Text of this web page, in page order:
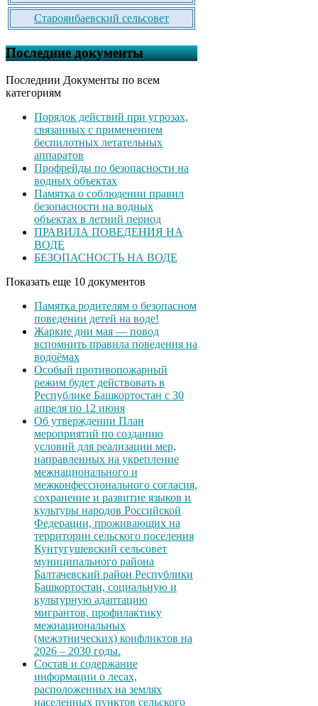
Староянбаевский сельсовет
Последние документы
Последнии Документы по всем
категориям
Порядок действий при угрозах,
связанных с применением
беспилотных летательных
аппаратов
Профрейды по безопасности на
водных объектах
Памятка о соблюдении правил
безопасности на водных
объектах в летний период
ПРАВИЛА ПОВЕДЕНИЯ НА
ВОДЕ
БЕЗОПАСНОСТЬ НА ВОДЕ
Показать еще 10 документов
Памятка родителям о безопасном
поведении детей на воде!
Жаркие дни мая — повод
вспомнить правила поведения на
водоёмах
Особый противопожарный
режим будет действовать в
Республике Башкортостан с 30
апреля по 12 июня
Об утверждении План
мероприятий по созданию
условий для реализации мер,
направленных на укрепление
межнационального и
межконфессионального согласия,
сохранение и развитие языков и
культуры народов Российской
Федерации, проживающих на
территории сельского поселения
Кунтугушевский сельсовет
муниципального района
Балтачевский район Республики
Башкортостан, социальную и
культурную адаптацию
мигрантов, профилактику
межнациональных
(межэтнических) конфликтов на
2026 – 2030 годы.
Состав и содержание
информации о лесах,
расположенных на землях
населенных пунктов сельского